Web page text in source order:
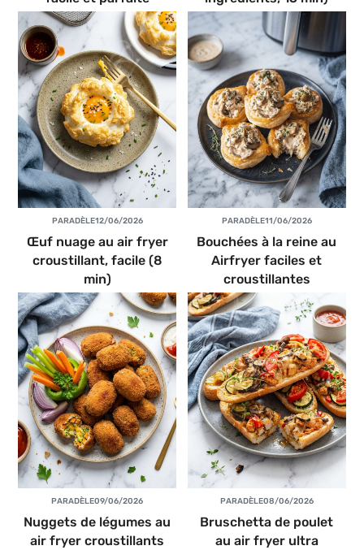
PARADÈLE12/06/2026
Œuf nuage au air fryer
croustillant, facile (8
min)
PARADÈLE11/06/2026
Bouchées à la reine au
Airfryer faciles et
croustillantes
PARADÈLE09/06/2026
Nuggets de légumes au
air fryer croustillants
PARADÈLE08/06/2026
Bruschetta de poulet
au air fryer ultra